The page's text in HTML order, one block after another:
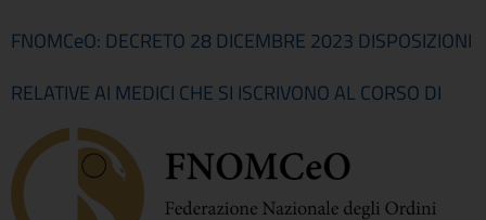
FNOMCeO: DECRETO 28 DICEMBRE 2023 DISPOSIZIONI
RELATIVE AI MEDICI CHE SI ISCRIVONO AL CORSO DI